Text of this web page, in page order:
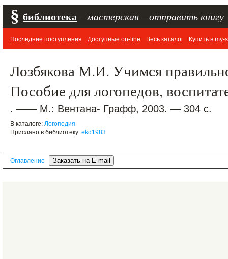
§ библиотека мастерская отправить книгу
Последние поступления Доступные on-line Весь каталог Купить в my-
Лозбякова М.И. Учимся
Пособие для логопедов,
. —— М.: Вентана- Графф, 2003. — 304 с.
В каталоге: Логопедия
Прислано в библиотеку: ekd1983
Оглавление